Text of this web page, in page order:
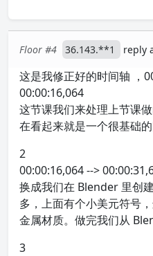
Floor #4 36.143.**1 reply
这是我修正好的时间轴 ，
00:00:16,064
这节课我们来处理上节课
在看起来就是一个很基础
2
00:00:16,064 -->
换成我们在 Blender 里创
多，上面有个小美元符号
金属材质。做完我们从
3